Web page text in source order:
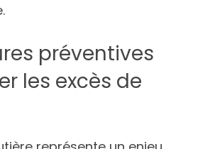
préventives
les excès de